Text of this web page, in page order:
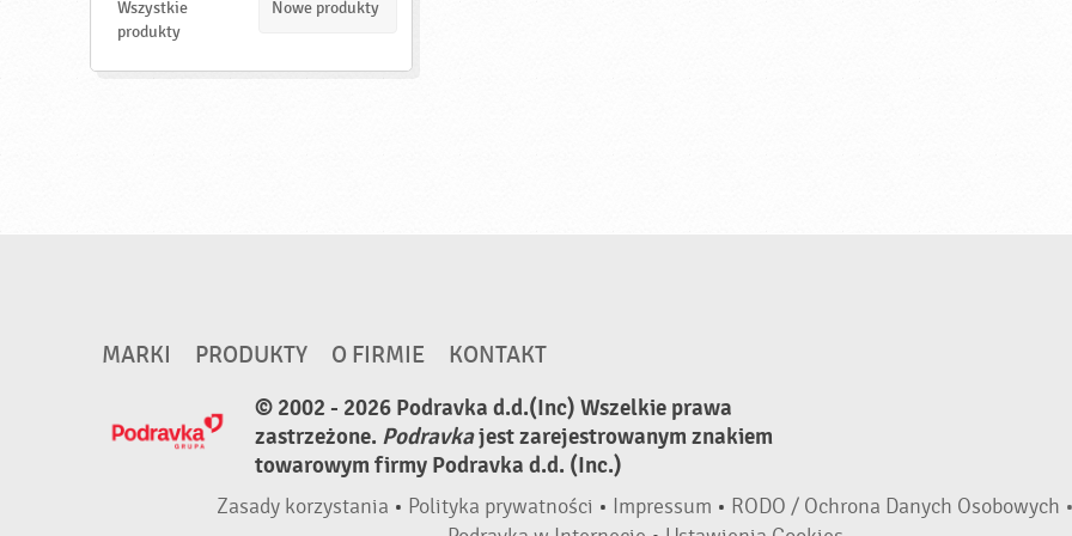
d
Wszystkie
produkty
Nowe produkty
MARKI PRODUKTY O FIRMIE
KONTAKT
© 2002 - 2026 Podravka d.d.(Inc) Wszelkie prawa
zastrzeżone. Podravkajest zarejestrowanym znakiem
towarowym firmy Podravka d.d. (Inc.)
Zasady korzystania • Polityka prywatności • Impressum • RODO / Ochrona Danych Osobowych •